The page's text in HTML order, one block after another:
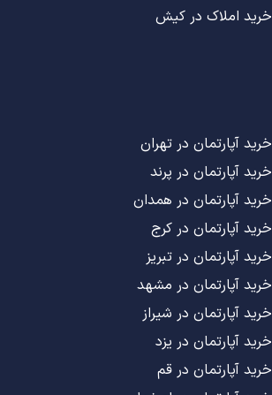
خرید املاک در کیش
خرید آپارتمان در تهران
خرید آپارتمان در پرند
خرید آپارتمان در همدان
خرید آپارتمان در کرج
خرید آپارتمان در تبریز
خرید آپارتمان در مشهد
خرید آپارتمان در شیراز
خرید آپارتمان در یزد
خرید آپارتمان در قم